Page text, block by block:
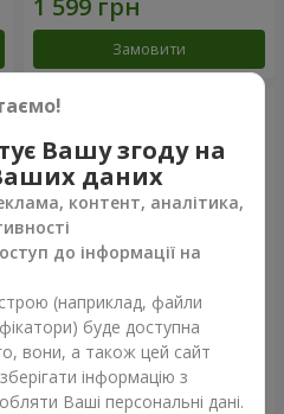
Замовити
Букет "Дотик кохання" +
Raffaello
1 999 грн
Вашу згоду на
даних
контент, аналітика,
до інформації на
(наприклад, файли
буде доступна
вони, а також цей сайт
інформацію з
Ваші персональні дані.